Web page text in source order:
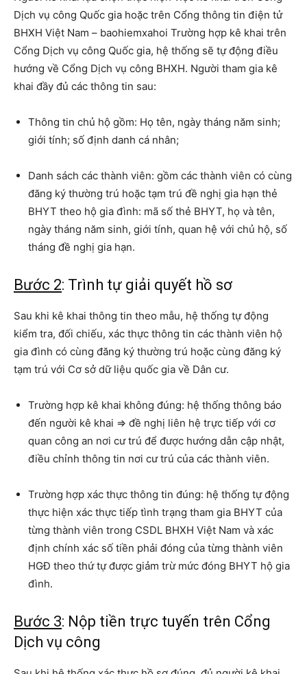
Dịch vụ công Quốc gia hoặc trên Cổng thông tin điện tử
BHXH Việt Nam – baohiemxahoi Trường hợp kê khai trên
Cổng Dịch vụ công Quốc gia, hệ thống sẽ tự động điều
hướng về Cổng Dịch vụ công BHXH. Người tham gia kê
khai đầy đủ các thông tin sau:
Thông tin chủ hộ gồm: Họ tên, ngày tháng năm sinh;
giới tính; số định danh cá nhân;
Danh sách các thành viên: gồm các thành viên có cùng
đăng ký thường trú hoặc tạm trú đề nghị gia hạn thẻ
BHYT theo hộ gia đình: mã số thẻ BHYT, họ và tên,
ngày tháng năm sinh, giới tính, quan hệ với chủ hộ, số
tháng đề nghị gia hạn.
Bước 2: Trình tự giải quyết hồ sơ
Sau khi kê khai thông tin theo mẫu, hệ thống tự động
kiểm tra, đối chiếu, xác thực thông tin các thành viên hộ
gia đình có cùng đăng ký thường trú hoặc cùng đăng ký
tạm trú với Cơ sở dữ liệu quốc gia về Dân cư.
Trường hợp kê khai không đúng: hệ thống thông báo
đến người kê khai => đề nghị liên hệ trực tiếp với cơ
quan công an nơi cư trú để được hướng dẫn cập nhật,
điều chỉnh thông tin nơi cư trú của các thành viên.
Trường hợp xác thực thông tin đúng: hệ thống tự động
thực hiện xác thực tiếp tình trạng tham gia BHYT của
từng thành viên trong CSDL BHXH Việt Nam và xác
định chính xác số tiền phải đóng của từng thành viên
HGĐ theo thứ tự được giảm trừ mức đóng BHYT hộ gia
đình.
Bước 3: Nộp tiền trực tuyến trên Cổng
Dịch vụ công